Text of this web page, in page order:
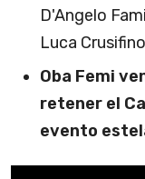
D'Angelo
Luca
Oba Femi
retener el
evento